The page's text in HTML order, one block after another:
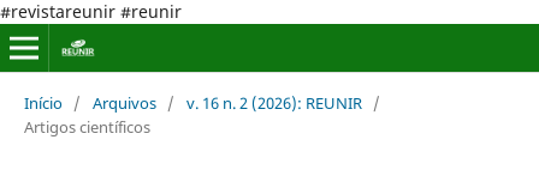
#revistareunir #reunir
Início / Arquivos / v. 16 n. 2 (2026): REUNIR /
Artigos científicos